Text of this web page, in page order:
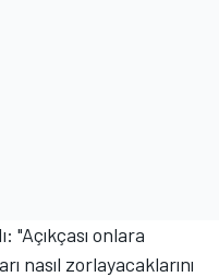
"Açıkçası onlara
nasıl zorlayacaklarını